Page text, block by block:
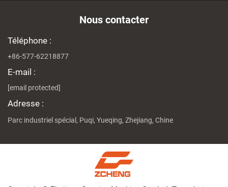
Nous contacter
Téléphone :
+86-577-62218877
E-mail :
[email protected]
Adresse :
Parc industriel spécial, Puqi, Yueqing, Zhejiang, Chine